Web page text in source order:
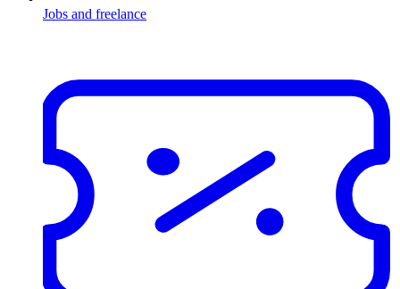
Jobs and freelance